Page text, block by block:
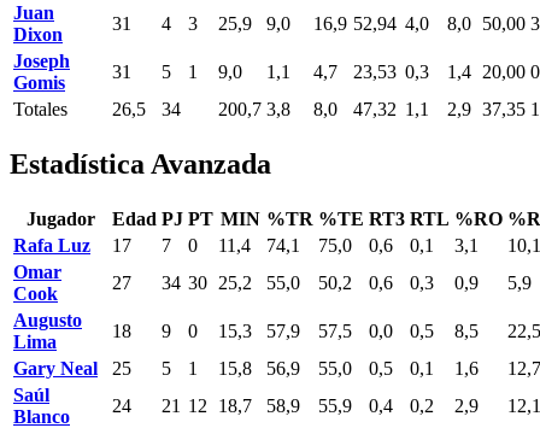
Juan
Dixon
31 4 3 25,9 9,0 16,9 52,94 4,0 8,0 50,00
Joseph
Gomis
31 5 1 9,0 1,1 4,7 23,53 0,3 1,4 20,00
Totales
26,5 34 200,7 3,8 8,0 47,32 1,1 2,9 37,35
Estadística Avanzada
Jugador Edad PJ PT MIN %TR %TE RT3 RTL %RO
Rafa Luz
17 7 0 11,4 74,1 75,0 0,6 0,1 3,1
10,1
Omar
Cook
27 34 30 25,2 55,0 50,2 0,6 0,3 0,9
5,9
Augusto
Lima
18 9 0 15,3 57,9 57,5 0,0 0,5 8,5
22,5
Gary Neal
25 5 1 15,8 56,9 55,0 0,5 0,1 1,6
12,7
Saúl
Blanco
24 21 12 18,7 58,9 55,9 0,4 0,2 2,9
12,1